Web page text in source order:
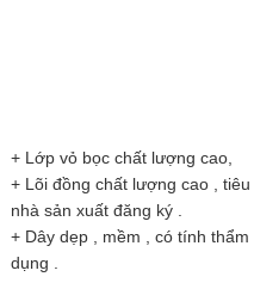
+ Lớp vỏ bọc chất lượng cao,
+ Lõi đồng chất lượng cao ,
nhà sản xuất đăng ký .
+ Dây dẹp , mềm , có tính
dụng .